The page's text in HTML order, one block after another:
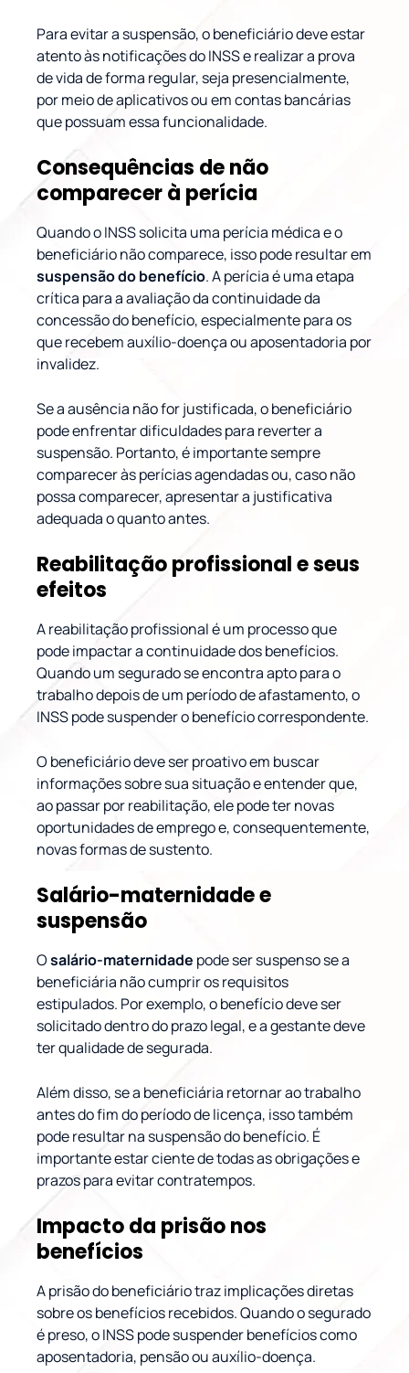
Para evitar a suspensão, o beneficiário deve estar
atento às notificações do INSS e realizar a prova
de vida de forma regular, seja presencialmente,
por meio de aplicativos ou em contas bancárias
que possuam essa funcionalidade.
Consequências de não
comparecer à perícia
Quando o INSS solicita uma perícia médica e o
beneficiário não comparece, isso pode resultar em
suspensão do benefício. A perícia é uma etapa
crítica para a avaliação da continuidade da
concessão do benefício, especialmente para os
que recebem auxílio-doença ou aposentadoria por
invalidez.
Se a ausência não for justificada, o beneficiário
pode enfrentar dificuldades para reverter a
suspensão. Portanto, é importante sempre
comparecer às perícias agendadas ou, caso não
possa comparecer, apresentar a justificativa
adequada o quanto antes.
Reabilitação profissional e seus
efeitos
A reabilitação profissional é um processo que
pode impactar a continuidade dos benefícios.
Quando um segurado se encontra apto para o
trabalho depois de um período de afastamento, o
INSS pode suspender o benefício correspondente.
O beneficiário deve ser proativo em buscar
informações sobre sua situação e entender que,
ao passar por reabilitação, ele pode ter novas
oportunidades de emprego e, consequentemente,
novas formas de sustento.
Salário-maternidade e
suspensão
Osalário-maternidade pode ser suspenso se a
beneficiária não cumprir os requisitos
estipulados. Por exemplo, o benefício deve ser
solicitado dentro do prazo legal, e a gestante deve
ter qualidade de segurada.
Além disso, se a beneficiária retornar ao trabalho
antes do fim do período de licença, isso também
pode resultar na suspensão do benefício. É
importante estar ciente de todas as obrigações e
prazos para evitar contratempos.
Impacto da prisão nos
benefícios
A prisão do beneficiário traz implicações diretas
sobre os benefícios recebidos. Quando o segurado
é preso, o INSS pode suspender benefícios como
aposentadoria, pensão ou auxílio-doença.